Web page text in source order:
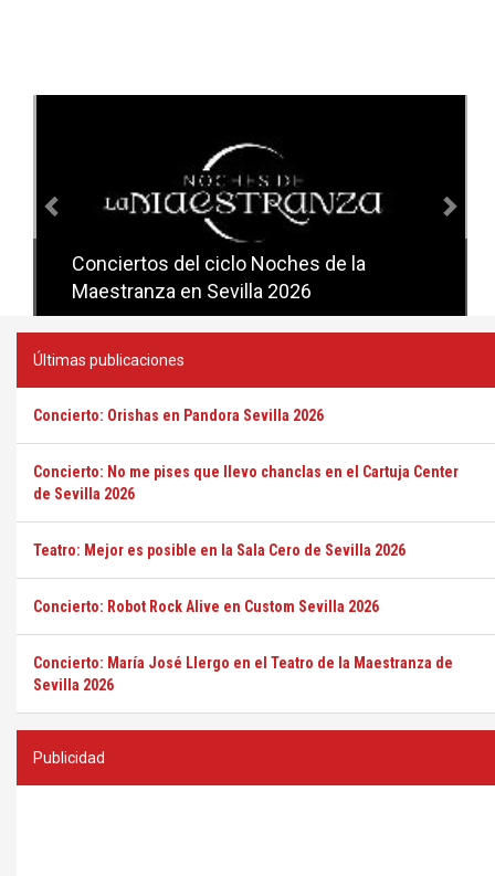
Conciertos del ciclo Noches de la
Maestranza en Sevilla 2026
Conciertos del ciclo Candlelight en
Sevilla
Últimas publicaciones
Concierto: Orishas en Pandora Sevilla 2026
Concierto: No me pises que llevo chanclas en el Cartuja Center
de Sevilla 2026
Teatro: Mejor es posible en la Sala Cero de Sevilla 2026
Concierto: Robot Rock Alive en Custom Sevilla 2026
Concierto: María José Llergo en el Teatro de la Maestranza de
Sevilla 2026
Publicidad